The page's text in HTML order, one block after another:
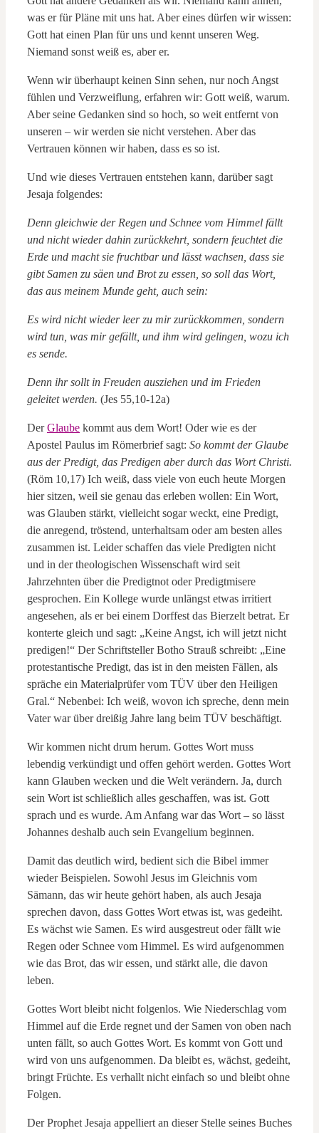
was er für Pläne mit uns hat. Aber eines dürfen wir wissen:
Gott hat einen Plan für uns und kennt unseren Weg.
Niemand sonst weiß es, aber er.
Wenn wir überhaupt keinen Sinn sehen, nur noch Angst
fühlen und Verzweiflung, erfahren wir: Gott weiß, warum.
Aber seine Gedanken sind so hoch, so weit entfernt von
unseren – wir werden sie nicht verstehen. Aber das
Vertrauen können wir haben, dass es so ist.
Und wie dieses Vertrauen entstehen kann, darüber sagt
Jesaja folgendes:
Denn gleichwie der Regen und Schnee vom Himmel fällt
und nicht wieder dahin zurückkehrt, sondern feuchtet die
Erde und macht sie fruchtbar und lässt wachsen, dass sie
gibt Samen zu säen und Brot zu essen, so soll das Wort,
das aus meinem Munde geht, auch sein:
Es wird nicht wieder leer zu mir zurückkommen, sondern
wird tun, was mir gefällt, und ihm wird gelingen, wozu ich
es sende.
Denn ihr sollt in Freuden ausziehen und im Frieden
geleitet werden. (Jes 55,10-12a)
DerGlaube kommt aus dem Wort! Oder wie es der
Apostel Paulus im Römerbrief sagt: So kommt der Glaube
aus der Predigt, das Predigen aber durch das Wort Christi.
(Röm 10,17) Ich weiß, dass viele von euch heute Morgen
hier sitzen, weil sie genau das erleben wollen: Ein Wort,
was Glauben stärkt, vielleicht sogar weckt, eine Predigt,
die anregend, tröstend, unterhaltsam oder am besten alles
zusammen ist. Leider schaffen das viele Predigten nicht
und in der theologischen Wissenschaft wird seit
Jahrzehnten über die Predigtnot oder Predigtmisere
gesprochen. Ein Kollege wurde unlängst etwas irritiert
angesehen, als er bei einem Dorffest das Bierzelt betrat. Er
konterte gleich und sagt: „Keine Angst, ich will jetzt nicht
predigen!“ Der Schriftsteller Botho Strauß schreibt: „Eine
protestantische Predigt, das ist in den meisten Fällen, als
spräche ein Materialprüfer vom TÜV über den Heiligen
Gral.“ Nebenbei: Ich weiß, wovon ich spreche, denn mein
Vater war über dreißig Jahre lang beim TÜV beschäftigt.
Wir kommen nicht drum herum. Gottes Wort muss
lebendig verkündigt und offen gehört werden. Gottes Wort
kann Glauben wecken und die Welt verändern. Ja, durch
sein Wort ist schließlich alles geschaffen, was ist. Gott
sprach und es wurde. Am Anfang war das Wort – so lässt
Johannes deshalb auch sein Evangelium beginnen.
Damit das deutlich wird, bedient sich die Bibel immer
wieder Beispielen. Sowohl Jesus im Gleichnis vom
Sämann, das wir heute gehört haben, als auch Jesaja
sprechen davon, dass Gottes Wort etwas ist, was gedeiht.
Es wächst wie Samen. Es wird ausgestreut oder fällt wie
Regen oder Schnee vom Himmel. Es wird aufgenommen
wie das Brot, das wir essen, und stärkt alle, die davon
leben.
Gottes Wort bleibt nicht folgenlos. Wie Niederschlag vom
Himmel auf die Erde regnet und der Samen von oben nach
unten fällt, so auch Gottes Wort. Es kommt von Gott und
wird von uns aufgenommen. Da bleibt es, wächst, gedeiht,
bringt Früchte. Es verhallt nicht einfach so und bleibt ohne
Folgen.
Der Prophet Jesaja appelliert an dieser Stelle seines Buches